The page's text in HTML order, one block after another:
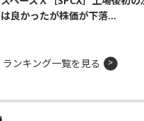
は良かったが株価が下落...
ランキング一覧を見る